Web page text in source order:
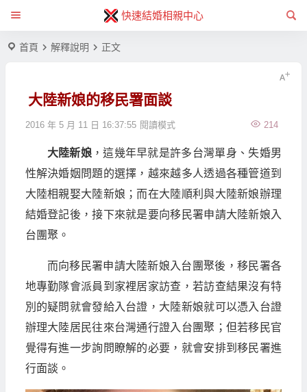
快速結婚相親中心
首頁 解釋說明 正文
大陸新娘的移民署面談
2016 年 5 月 11 日 16:37:55 214
閱讀模式
大陸新娘，這幾年早就是許多台灣單身、失婚男
性解決婚姻問題的選擇，越來越多人透過各種管道到
大陸相親娶大陸新娘；而在大陸順利與大陸新娘辦理
結婚登記後，接下來就是要向移民署申請大陸新娘入
台團聚。
而向移民署申請大陸新娘入台團聚後，移民署各
地專勤隊會派員到家裡居家訪查，若訪查結果沒有特
別的疑問就會發給入台證，大陸新娘就可以憑入台證
辦理大陸居民往來台灣通行證入台團聚；但若移民官
覺得有進一步詢問瞭解的必要，就會安排到移民署進
行面談。